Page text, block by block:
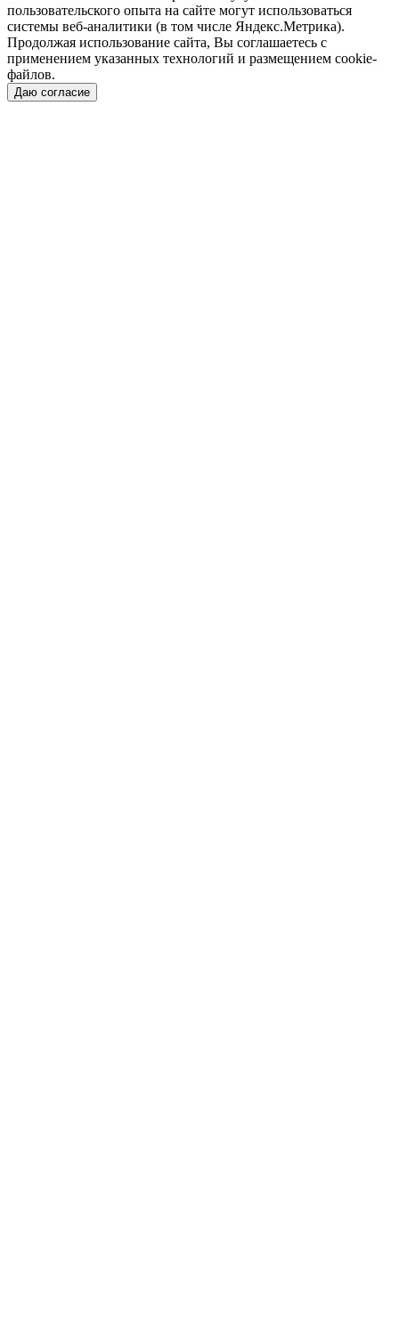
пользовательского опыта на сайте могут использоваться
системы веб-аналитики (в том числе Яндекс.Метрика).
Продолжая использование сайта, Вы соглашаетесь с
применением указанных технологий и размещением cookie-
файлов.
Даю согласие